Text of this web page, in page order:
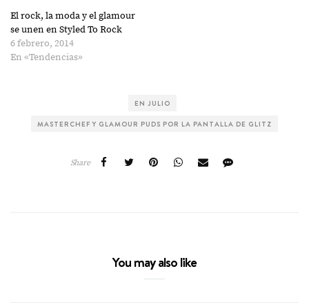
El rock, la moda y el glamour
se unen en Styled To Rock
6 febrero, 2014
En «Tendencias»
EN JULIO
MASTERCHEF Y GLAMOUR PUDS POR LA PANTALLA DE GLITZ
Share
You may also like